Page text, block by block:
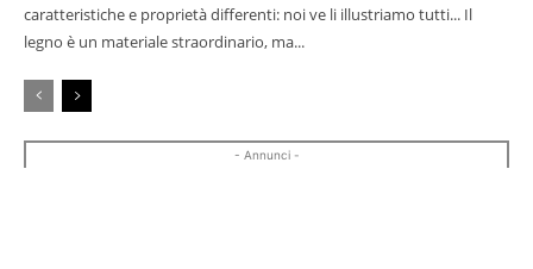
caratteristiche e proprietà differenti: noi ve li illustriamo tutti... Il
legno è un materiale straordinario, ma...
- Annunci -